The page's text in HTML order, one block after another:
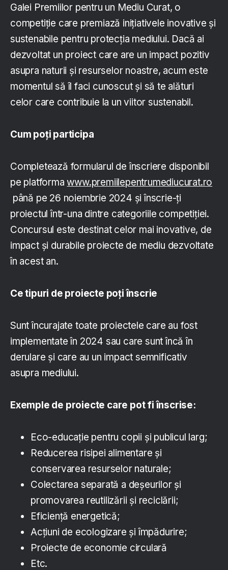
Galei Premiilor pentru un Mediu Curat, o
competiție care premiază inițiativele inovative și
sustenabile pentru protecția mediului. Dacă ai
dezvoltat un proiect care are un impact pozitiv
asupra naturii și resurselor noastre, acum este
momentul să îl faci cunoscut și să te alături
celor care contribuie la un viitor sustenabil.
Cum poți participa
Completează formularul de înscriere disponibil
pe platformawww.premiilepentrumediucurat.ro
până pe 26 noiembrie 2024 și înscrie-ți
proiectul într-una dintre categoriile competiției.
Concursul este destinat celor mai inovative, de
impact și durabile proiecte de mediu dezvoltate
în acest an.
Ce tipuri de proiecte poți înscrie
Sunt încurajate toate proiectele care au fost
implementate în 2024 sau care sunt încă în
derulare și care au un impact semnificativ
asupra mediului.
Exemple de proiecte care pot fi înscrise:
Eco-educație pentru copii și publicul larg;
Reducerea risipei alimentare și
conservarea resurselor naturale;
Colectarea separată a deșeurilor și
promovarea reutilizării și reciclării;
Eficiență energetică;
Acțiuni de ecologizare și împădurire;
Proiecte de economie circulară
Etc.